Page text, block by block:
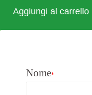
Aggiungi al carrello
Nome*